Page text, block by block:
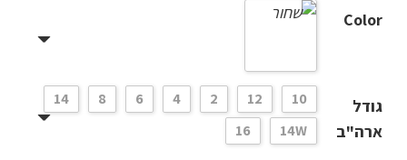
Color
גודל
ארה"ב
10
12
2
4
6
8
14
14W
16